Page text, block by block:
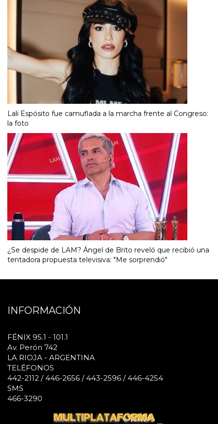
Lali Espósito fue camuflada a la marcha frente al Congreso:
la foto
¿Se despide de LAM? Ángel de Brito reveló que recibió una
tentadora propuesta televisiva: "Me sorprendió"
INFORMACIÓN
FÉNIX 95.1 - 101.1
Av. Perón 742
LA RIOJA - ARGENTINA
TELÉFONOS
442-2112 / 446-2656 / 443-2596 / 446-4254
SMS
466-3290